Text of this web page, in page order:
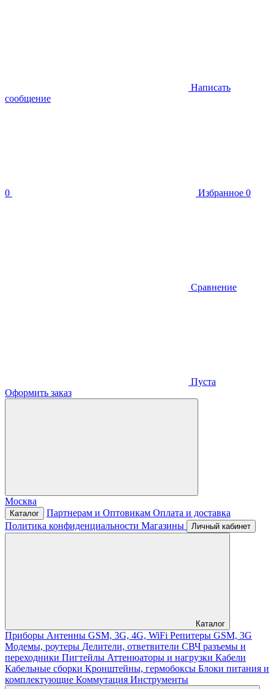
Написать
сообщение
0 Избранное 0
Сравнение
Пуста
Оформить заказ
Москва
Каталог Партнерам и Оптовикам Оплата и доставка
Политика конфиденциальности Магазины Личный кабинет
Каталог
Приборы Антенны GSM, 3G, 4G, WiFi Репитеры GSM, 3G
Модемы, роутеры Делители, ответвители СВЧ разъемы и
переходники Пигтейлы Аттенюаторы и нагрузки Кабели
Кабельные сборки Кронштейны, гермобоксы Блоки питания и
комплектующие Коммутация Инструменты